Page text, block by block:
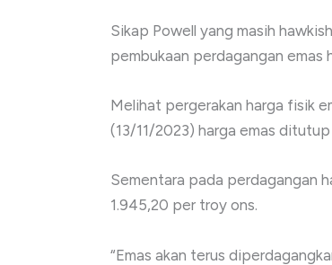
Sikap Powell yang masih
pembukaan perdagangan emas
Melihat pergerakan harga fisik
(13/11/2023) harga emas
Sementara pada perdagangan
1.945,20 per troy ons.
“Emas akan terus